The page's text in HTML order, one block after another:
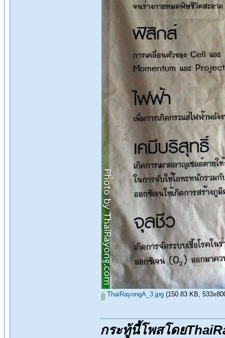
ThaiRayongA_3.jpg (150.83 KB,
กระทู้นี้โพสโดย